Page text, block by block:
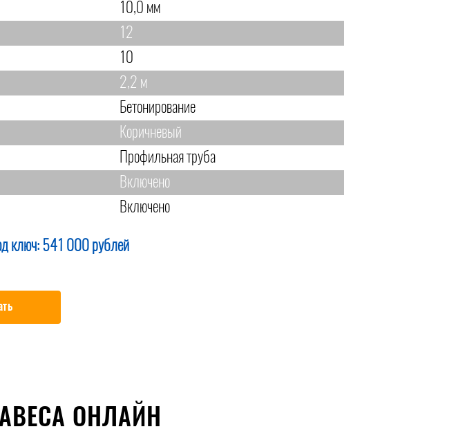
10,0 мм
12
10
2,2 м
Бетонирование
Коричневый
Профильная труба
Включено
Включено
ключ: 541 000 рублей
ОНЛАЙН